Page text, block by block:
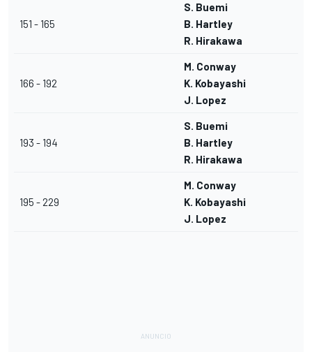
151 - 165
S. Buemi
B. Hartley
R. Hirakawa
166 - 192
M. Conway
K. Kobayashi
J. Lopez
193 - 194
S. Buemi
B. Hartley
R. Hirakawa
195 - 229
M. Conway
K. Kobayashi
J. Lopez